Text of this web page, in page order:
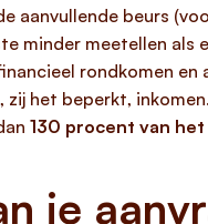
aanvullende beurs
minder meetellen
rondkomen
het beperkt,
130 procent van het
je